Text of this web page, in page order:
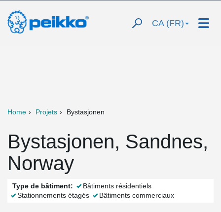
CA (FR)
Home Projets Bystasjonen
Bystasjonen, Sandnes,
Norway
Type de bâtiment:
Bâtiments résidentiels
Stationnements étagés
Bâtiments commerciaux